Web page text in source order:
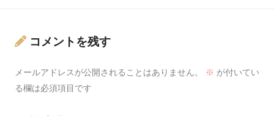
コメントを残す
メールアドレスが公開されることはありません。 ※ が付いてい
る欄は必須項目です